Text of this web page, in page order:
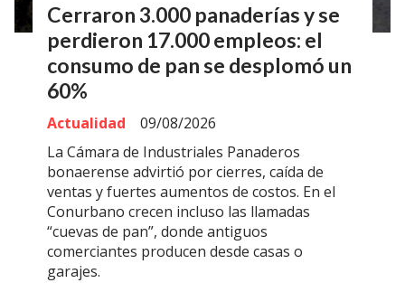
Cerraron 3.000 panaderías y se
perdieron 17.000 empleos: el
consumo de pan se desplomó un
60%
Actualidad
09/08/2026
La Cámara de Industriales Panaderos
bonaerense advirtió por cierres, caída de
ventas y fuertes aumentos de costos. En el
Conurbano crecen incluso las llamadas
“cuevas de pan”, donde antiguos
comerciantes producen desde casas o
garajes.